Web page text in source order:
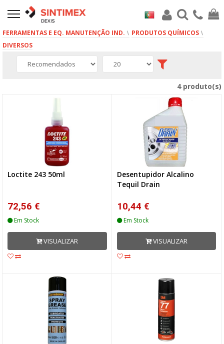
FERRAMENTAS E EQ. MANUTENÇÃO IND.
PRODUTOS QUÍMICOS
DIVERSOS
4 produto(s)
Loctite 243 50ml
72,56 €
Em Stock
VISUALIZAR
Desentupidor Alcalino
Tequil Drain
10,44 €
Em Stock
VISUALIZAR